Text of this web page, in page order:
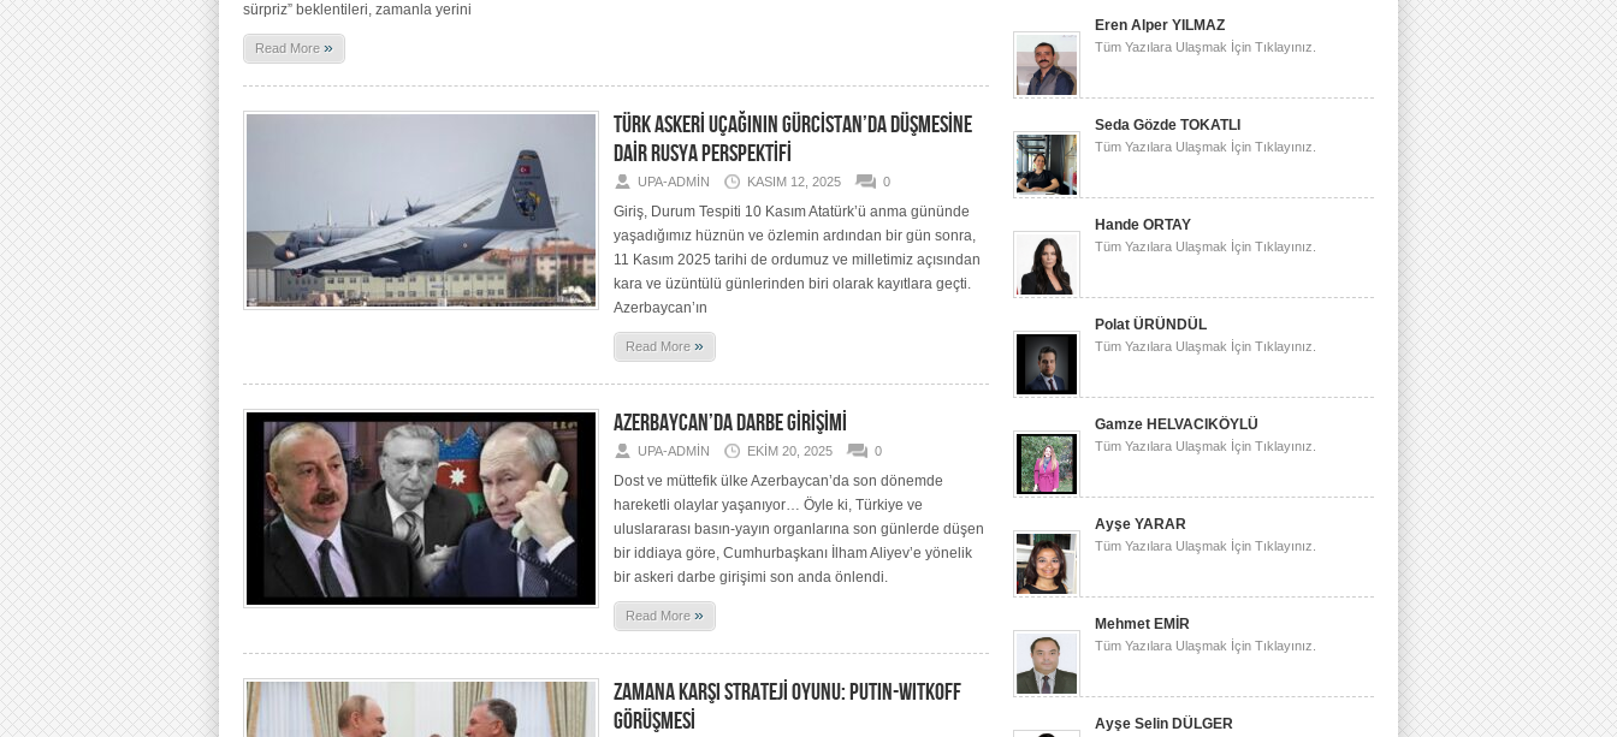
sürpriz” beklentileri, zamanla yerini
Read More »
TÜRK ASKERİ UÇAĞININ GÜRCİSTAN’DA DÜŞMESİNE
DAİR RUSYA PERSPEKTİFİ
UPA-ADMIN KASIM 12, 2025 0
Giriş, Durum Tespiti 10 Kasım Atatürk’ü anma gününde
yaşadığımız hüznün ve özlemin ardından bir gün sonra,
11 Kasım 2025 tarihi de ordumuz ve milletimiz açısından
kara ve üzüntülü günlerinden biri olarak kayıtlara geçti.
Azerbaycan’ın
Read More »
AZERBAYCAN’DA DARBE GİRİŞİMİ
UPA-ADMIN EKIM 20, 2025 0
Dost ve müttefik ülke Azerbaycan’da son dönemde
hareketli olaylar yaşanıyor… Öyle ki, Türkiye ve
uluslararası basın-yayın organlarına son günlerde düşen
bir iddiaya göre, Cumhurbaşkanı İlham Aliyev’e yönelik
bir askeri darbe girişimi son anda önlendi.
Read More »
ZAMANA KARŞI STRATEJİ OYUNU: PUTIN-WITKOFF
GÖRÜŞMESİ
Eren Alper YILMAZ
Tüm Yazılara Ulaşmak İçin Tıklayınız.
Seda Gözde TOKATLI
Tüm Yazılara Ulaşmak İçin Tıklayınız.
Hande ORTAY
Tüm Yazılara Ulaşmak İçin Tıklayınız.
Polat ÜRÜNDÜL
Tüm Yazılara Ulaşmak İçin Tıklayınız.
Gamze HELVACIKÖYLÜ
Tüm Yazılara Ulaşmak İçin Tıklayınız.
Ayşe YARAR
Tüm Yazılara Ulaşmak İçin Tıklayınız.
Mehmet EMİR
Tüm Yazılara Ulaşmak İçin Tıklayınız.
Ayşe Selin DÜLGER